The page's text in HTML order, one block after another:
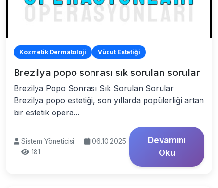
Kozmetik Dermatoloji Vücut Estetiği
Brezilya popo sonrası sık sorulan sorular
Brezilya Popo Sonrası Sık Sorulan Sorular
Brezilya popo estetiği, son yıllarda popülerliği artan
bir estetik opera...
Sistem Yöneticisi
06.10.2025
181
Devamını
Oku